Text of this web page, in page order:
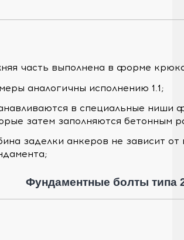
часть выполнена в форме
аналогичны исполнению 1.1;
в специальные ниши
затем заполняются бетонным
заделки анкеров не зависит от
Фундаментные болты типа